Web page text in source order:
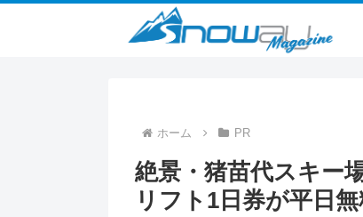
ホーム PR
絶景・猪苗代スキー
リフト1日券が平日